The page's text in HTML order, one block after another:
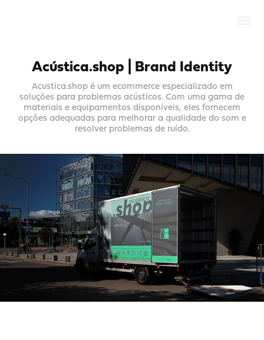
Acústica.shop | Brand Identity
Acustica.shop é um ecommerce especializado em
soluções para problemas acústicos. Com uma gama de
materiais e equipamentos disponíveis, eles fornecem
opções adequadas para melhorar a qualidade do som e
resolver problemas de ruído.